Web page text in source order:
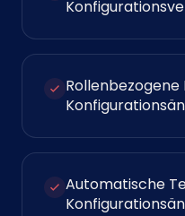
Automatische